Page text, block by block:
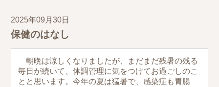
2025年09月30日
保健のはなし
朝晩は涼しくなりましたが、まだまだ残暑の残る
毎日が続いて、体調管理に気をつけてお過ごしのこ
とと思います。今年の夏は猛暑で、感染症も胃腸